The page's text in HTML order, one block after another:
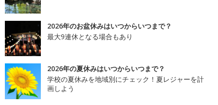
2026年のお盆休みはいつからいつまで？
最大9連休となる場合もあり
2026年の夏休みはいつからいつまで？
学校の夏休みを地域別にチェック！夏レジャーを計
画しよう